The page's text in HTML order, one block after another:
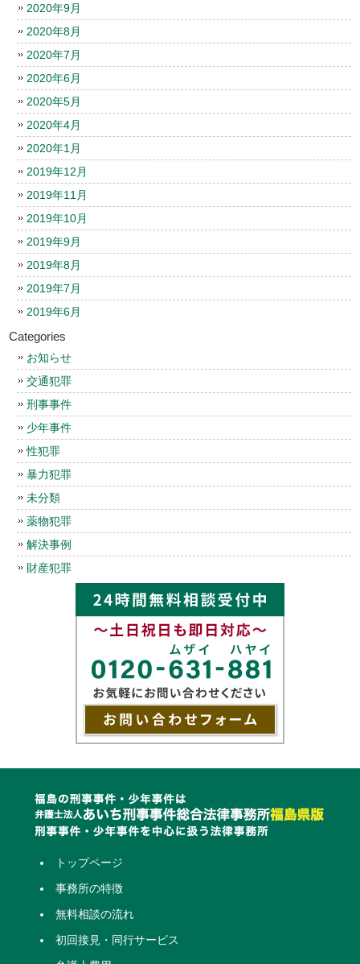
2020年9月
2020年8月
2020年7月
2020年6月
2020年5月
2020年4月
2020年1月
2019年12月
2019年11月
2019年10月
2019年9月
2019年8月
2019年7月
2019年6月
Categories
お知らせ
交通犯罪
刑事事件
少年事件
性犯罪
暴力犯罪
未分類
薬物犯罪
解決事例
財産犯罪
トップページ
事務所の特徴
無料相談の流れ
初回接見・同行サービス